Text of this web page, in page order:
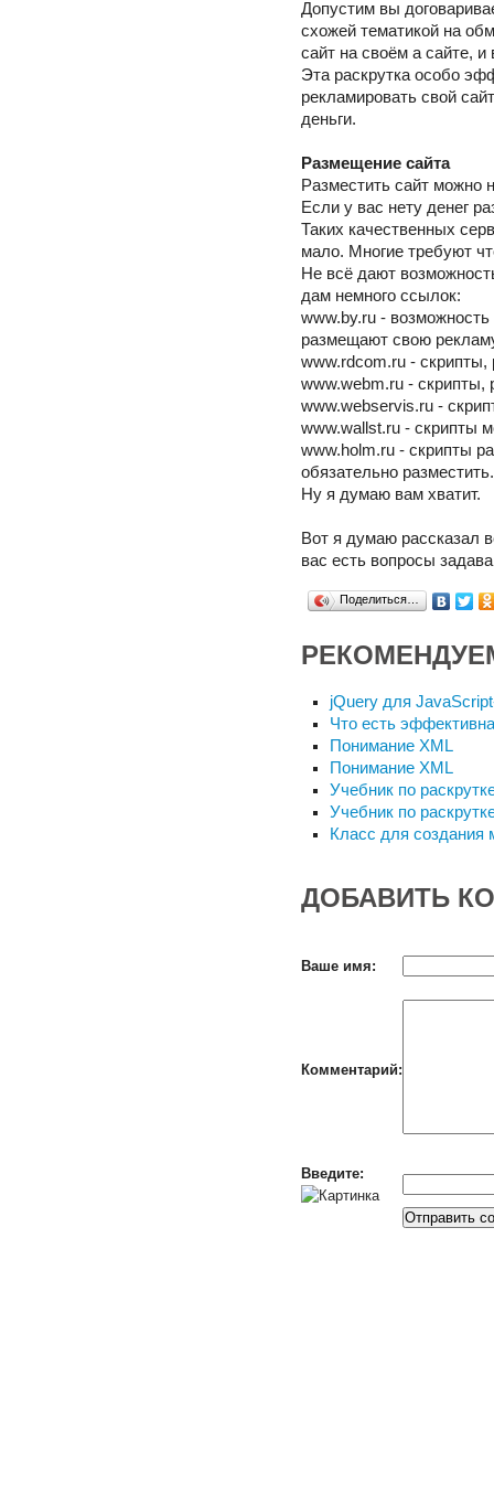
Допустим вы
схожей тематикой на
сайт на своём а сайте,
Эта раскрутка особо
рекламировать свой
деньги.
Размещение сайта
Разместить сайт можно
Если у вас нету денег
Таких качественных
мало. Многие требуют
Не всё дают
дам немного ссылок:
www.by.ru -
размещают свою
www.rdcom.ru - скрипты,
www.webm.ru - скрипты,
www.webservis.ru -
www.wallst.ru - скрипты
www.holm.ru - скрипты
обязательно разместить.
Ну я думаю вам хватит.
Вот я думаю рассказал
вас есть вопросы
Поделиться…
jQuery для
Что есть
Понимание XML
Понимание XML
Учебник по
Учебник по
Класс для создания
ДОБАВИТЬ
Ваше имя:
Комментарий:
Введите: